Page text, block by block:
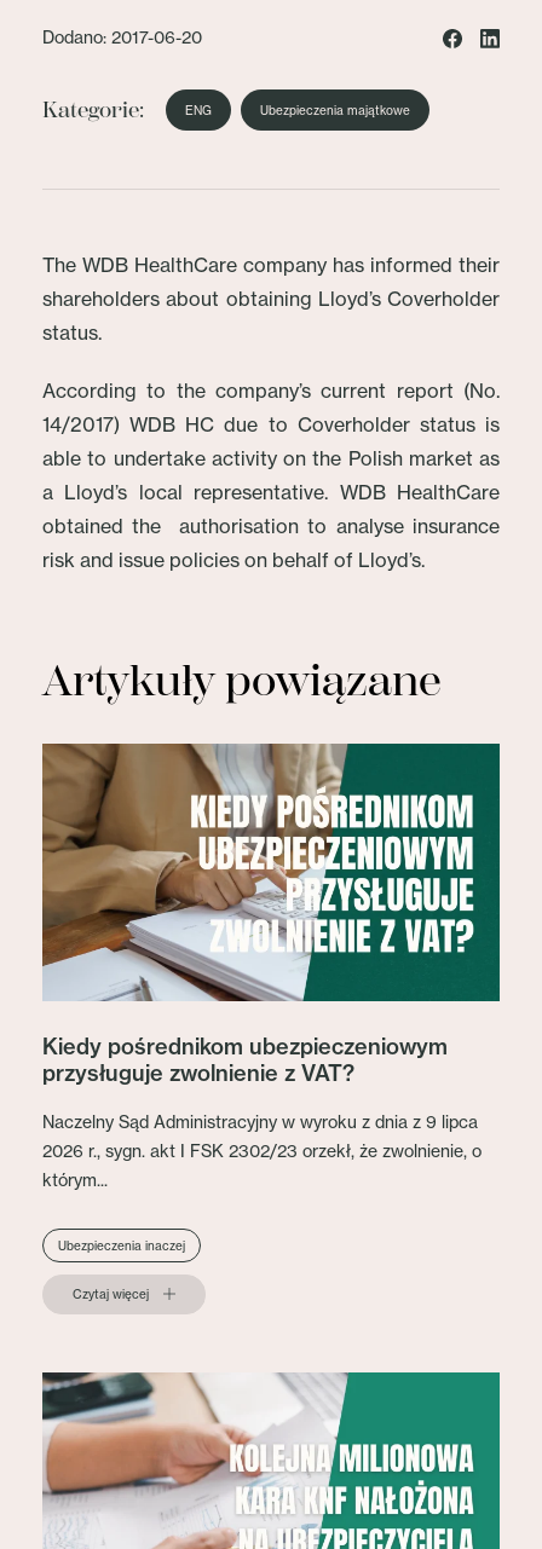
Dodano: 2017-06-20
Kategorie: ENG Ubezpieczenia majątkowe
The WDB HealthCare company has informed their
shareholders about obtaining Lloyd’s Coverholder
status.
According to the company’s current report (No.
14/2017) WDB HC due to Coverholder status is
able to undertake activity on the Polish market as
a Lloyd’s local representative. WDB HealthCare
obtained the authorisation to analyse insurance
risk and issue policies on behalf of Lloyd’s.
Artykuły powiązane
Kiedy pośrednikom ubezpieczeniowym
przysługuje zwolnienie z VAT?
Naczelny Sąd Administracyjny w wyroku z dnia z 9 lipca
2026 r., sygn. akt I FSK 2302/23 orzekł, że zwolnienie, o
którym...
Ubezpieczenia inaczej
Czytaj więcej